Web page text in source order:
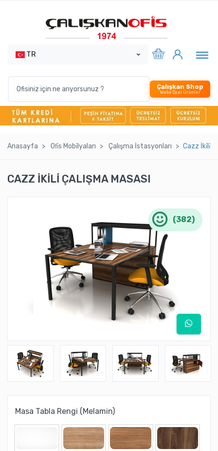
TR
Çalışkan Shop
Webe Özel Ürünler
Anasayfa Ofi̇s Mobi̇lyaları Çalışma İstasyonları Cazz İki̇li̇
CAZZ İKİLİ ÇALIŞMA MASASI
(382)
Masa Tabla Rengi (Melamin)